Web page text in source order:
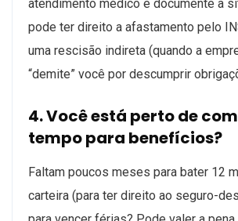
atendimento médico e documente a
pode ter direito a afastamento pelo
uma rescisão indireta (quando a
“demite” você por descumprir
4. Você está perto de
tempo para benefícios?
Faltam poucos meses para bater 12
carteira (para ter direito ao seguro-